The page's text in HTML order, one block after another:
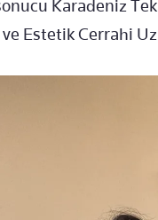
Karadeniz
Estetik Cerrahi